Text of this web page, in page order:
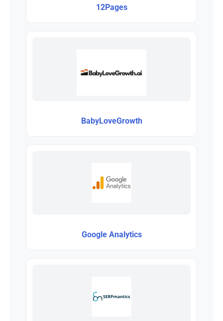
12Pages
BabyLoveGrowth
Google Analytics